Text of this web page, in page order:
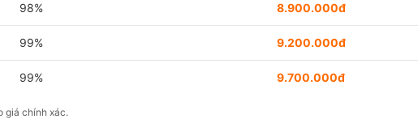
98% 8.900.000đ
99% 9.200.000đ
99% 9.700.000đ
giá chính xác.